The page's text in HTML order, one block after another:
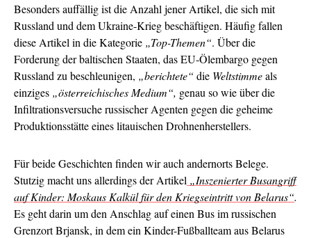
Besonders auffällig ist die Anzahl jener Artikel, die sich mit
Russland und dem Ukraine-Krieg beschäftigen. Häufig fallen
diese Artikel in die Kategorie „Top-Themen“. Über die
Forderung der baltischen Staaten, das EU-Ölembargo gegen
Russland zu beschleunigen, „berichtete“ die Weltstimmeals
einziges „österreichisches Medium“, genau so wie über die
Infiltrationsversuche russischer Agenten gegen die geheime
Produktionsstätte eines litauischen Drohnenherstellers.
Für beide Geschichten finden wir auch andernorts Belege.
Stutzig macht uns allerdings der Artikel „Inszenierter Busangriff
auf Kinder: Moskaus Kalkül für den Kriegseintritt von Belarus“.
Es geht darin um den Anschlag auf einen Bus im russischen
Grenzort Brjansk, in dem ein Kinder-Fußballteam aus Belarus